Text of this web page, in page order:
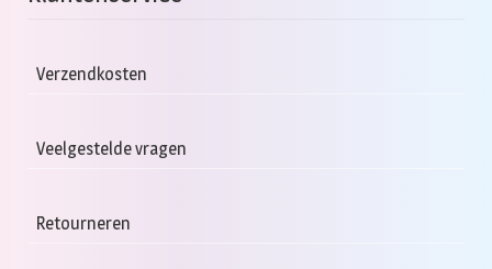
Verzendkosten
Veelgestelde vragen
Retourneren